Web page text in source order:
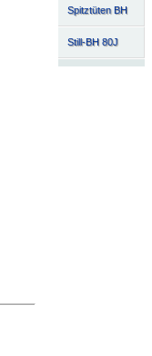
Spitztüten BH
Still-BH 80J